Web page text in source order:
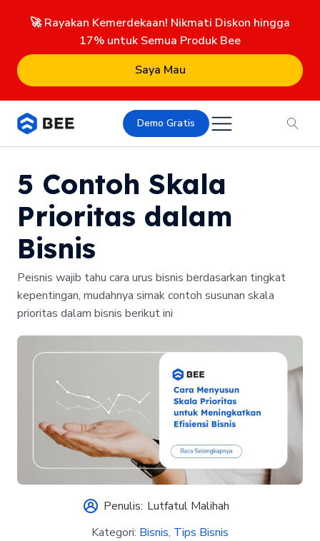
🚀 Rayakan Kemerdekaan! Nikmati Diskon hingga
17% untuk Semua Produk Bee
Saya Mau
Demo Gratis
5 Contoh Skala
Prioritas dalam
Bisnis
Peisnis wajib tahu cara urus bisnis berdasarkan tingkat
kepentingan, mudahnya simak contoh susunan skala
prioritas dalam bisnis berikut ini
Penulis: Lutfatul Malihah
Kategori: Bisnis, Tips Bisnis